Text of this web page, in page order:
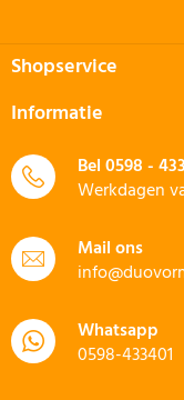
Shopservice
Informatie
Bel0598 -
Werkdagen
Mail ons
Whatsapp
0598-433401